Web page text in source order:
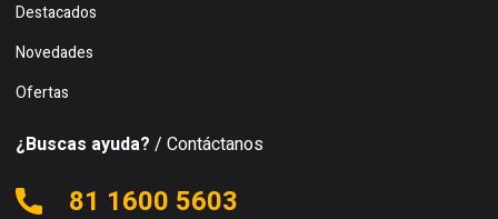
Destacados
Novedades
Ofertas
¿Buscas ayuda? / Contáctanos
81 1600 5603